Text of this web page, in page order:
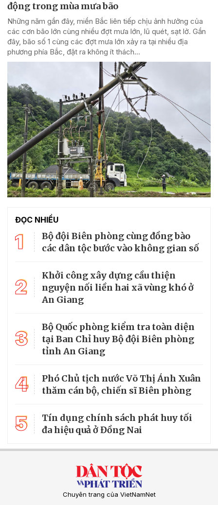
động trong mùa mưa bão
Những năm gần đây, miền Bắc liên tiếp chịu ảnh hưởng của
các cơn bão lớn cùng nhiều đợt mưa lớn, lũ quét, sạt lở. Gần
đây, bão số 1 cùng các đợt mưa lớn xảy ra tại nhiều địa
phương phía Bắc, đặt ra không ít thách...
ĐỌC NHIỀU
1
Bộ đội Biên phòng cùng đồng bào
các dân tộc bước vào không gian số
2
Khởi công xây dựng cầu thiện
nguyện nối liền hai xã vùng khó ở
An Giang
3
Bộ Quốc phòng kiểm tra toàn diện
tại Ban Chỉ huy Bộ đội Biên phòng
tỉnh An Giang
4
Phó Chủ tịch nước Võ Thị Ánh Xuân
thăm cán bộ, chiến sĩ Biên phòng
5
Tín dụng chính sách phát huy tối
đa hiệu quả ở Đồng Nai
Chuyên trang của VietNamNet